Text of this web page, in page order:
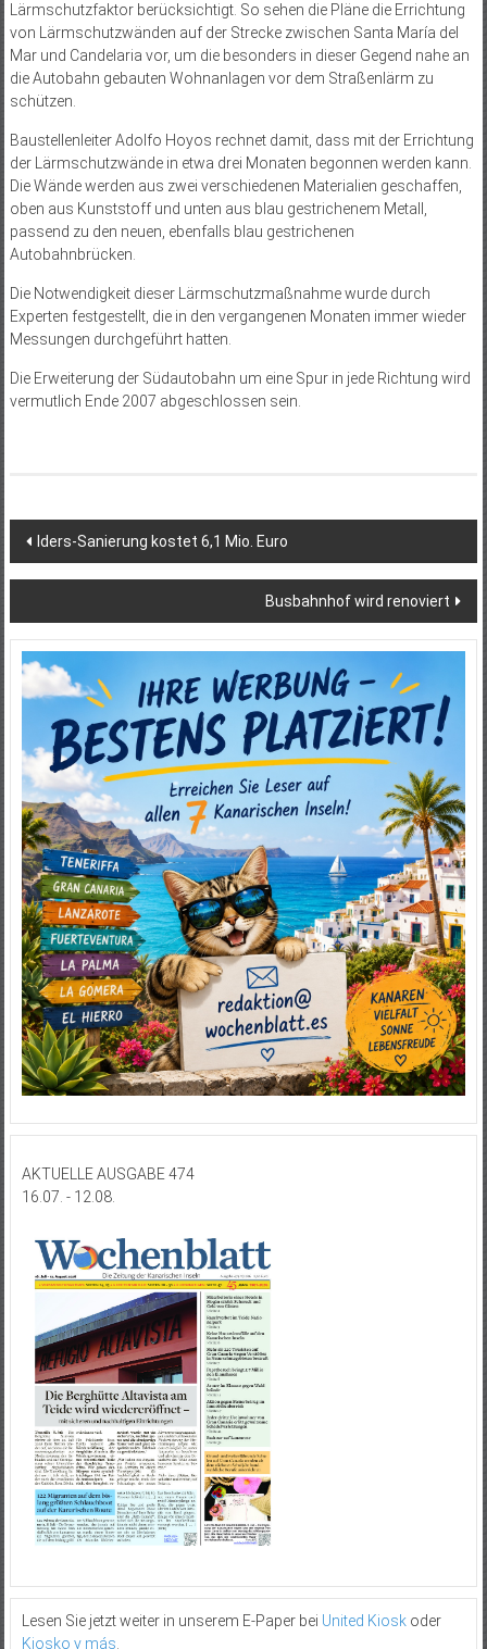
Lärmschutzfaktor berücksichtigt. So sehen die Pläne die Errichtung
von Lärmschutzwänden auf der Strecke zwischen Santa María del
Mar und Candelaria vor, um die besonders in dieser Gegend nahe an
die Autobahn gebauten Wohnanlagen vor dem Straßenlärm zu
schützen.
Baustellenleiter Adolfo Hoyos rechnet damit, dass mit der Errichtung
der Lärmschutzwände in etwa drei Monaten begonnen werden kann.
Die Wände werden aus zwei verschiedenen Materialien geschaffen,
oben aus Kunststoff und unten aus blau gestrichenem Metall,
passend zu den neuen, ebenfalls blau gestrichenen
Autobahnbrücken.
Die Notwendigkeit dieser Lärmschutzmaßnahme wurde durch
Experten festgestellt, die in den vergangenen Monaten immer wieder
Messungen durchgeführt hatten.
Die Erweiterung der Südautobahn um eine Spur in jede Richtung wird
vermutlich Ende 2007 abgeschlossen sein.
Beitragsnavigation
Iders-Sanierung kostet 6,1 Mio. Euro
Busbahnhof wird renoviert
AKTUELLE AUSGABE 474
16.07. - 12.08.
Lesen Sie jetzt weiter in unserem E-Paper bei United Kioskoder
Kiosko y más.